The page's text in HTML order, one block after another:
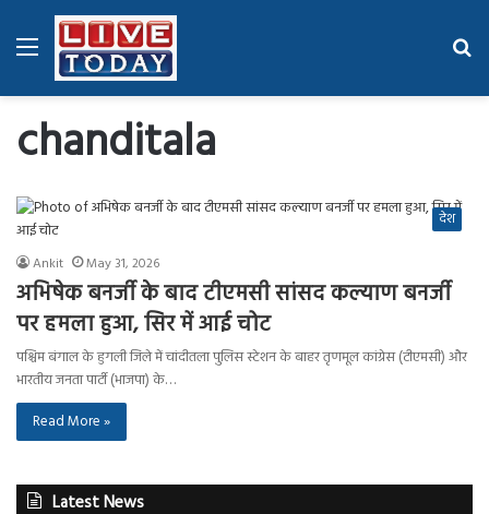
Menu
chanditala
देश
Ankit May 31, 2026
अभिषेक बनर्जी के बाद टीएमसी सांसद कल्याण बनर्जी
पर हमला हुआ, सिर में आई चोट
पश्चिम बंगाल के हुगली जिले में चांदीतला पुलिस स्टेशन के बाहर तृणमूल कांग्रेस (टीएमसी) और
भारतीय जनता पार्टी (भाजपा) के…
Read More »
Latest News